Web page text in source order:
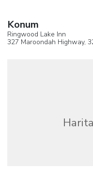
Konum
Ringwood Lake Inn
327 Maroondah Highway,